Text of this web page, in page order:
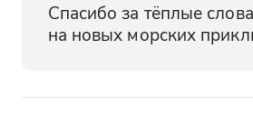
Спасибо за тёплые
на новых морских